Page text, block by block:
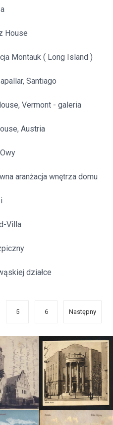
House
Montauk ( Long Island )
Santiago
Vermont - galeria
Austria
aranżacja wnętrza domu
Villa
działce
5 6 Następny